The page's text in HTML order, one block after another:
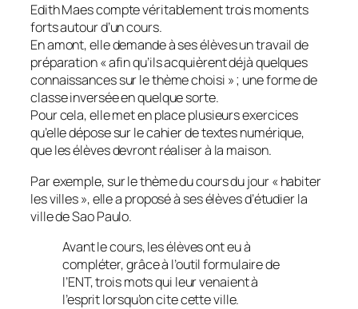
Edith Maes compte véritablement trois moments
forts autour d’un cours.
En amont, elle demande à ses élèves un travail de
préparation «afin qu’ils acquièrent déjà quelques
connaissances sur le thème choisi » ; une forme de
classe inversée en quelque sorte.
Pour cela, elle met en place plusieurs exercices
qu’elle dépose sur le cahier de textes numérique,
que les élèves devront réaliser à la maison.
Par exemple, sur le thème du cours du jour «habiter
les villes», elle a proposé à ses élèves d’étudier la
ville de Sao Paulo.
Avant le cours, les élèves ont eu à
compléter, grâce à l’outil formulaire de
l’ENT, trois mots qui leur venaient à
l’esprit lorsqu’on cite cette ville.